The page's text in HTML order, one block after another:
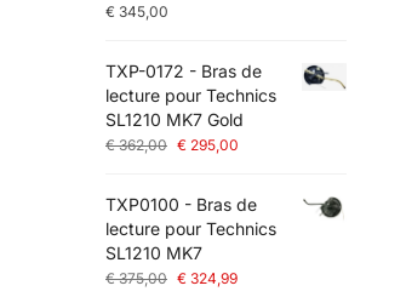
€ 345,00
TXP-0172 - Bras de
lecture pour Technics
SL1210 MK7 Gold
€362,00 € 295,00
TXP0100 - Bras de
lecture pour Technics
SL1210 MK7
€375,00 € 324,99